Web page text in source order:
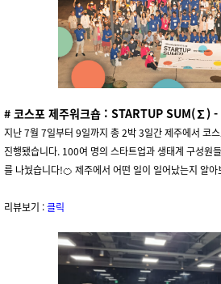
# 코스포 제주워크숍 : STARTUP SUM(∑) -
지난 7월 7일부터 9일까지 총 2박 3일간 제주에서 코
진행됐습니다. 100여 명의 스타트업과 생태계 구성원
를 나눴습니다!🍊 제주에서 어떤 일이 일어났는지 알아
리뷰보기 :클릭